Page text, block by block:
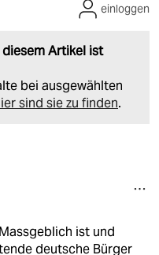
Artikel ist
bei ausgewählten
sind sie zu finden.
einloggen
ist und
deutsche Bürger